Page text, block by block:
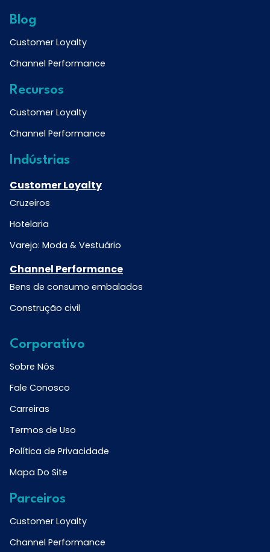
Blog
Customer Loyalty
Channel Performance
Recursos
Customer Loyalty
Channel Performance
Indústrias
Customer Loyalty
Cruzeiros
Hotelaria
Varejo: Moda & Vestuário
Channel Performance
Bens de consumo embalados
Construção civil
Corporativo
Sobre Nós
Fale Conosco
Carreiras
Termos de Uso
Política de Privacidade
Mapa Do Site
Parceiros
Customer Loyalty
Channel Performance